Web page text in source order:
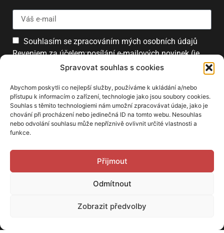
Spravovat souhlas s cookies
Abychom poskytli co nejlepší služby, používáme k ukládání a/nebo
přístupu k informacím o zařízení, technologie jako jsou soubory cookies.
Souhlas s těmito technologiemi nám umožní zpracovávat údaje, jako je
chování při procházení nebo jedinečná ID na tomto webu. Nesouhlas
nebo odvolání souhlasu může nepříznivě ovlivnit určité vlastnosti a
funkce.
Přijmout
Odmítnout
Zobrazit předvolby
Souhlasím se zpracováním mých osobních údajů
Reveniem za účelem:posílání e-mailových novinek (je
možné se kdykoliv odhlásit).
Přihlásit
PARTNEŘI